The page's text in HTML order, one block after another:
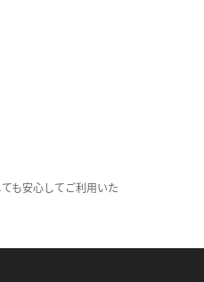
も安心してご利用いた